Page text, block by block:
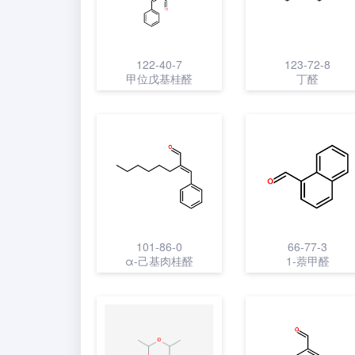
122-40-7
甲位戊基桂醛
123-72-8
丁醛
101-86-0
α-己基肉桂醛
66-77-3
1-萘甲醛